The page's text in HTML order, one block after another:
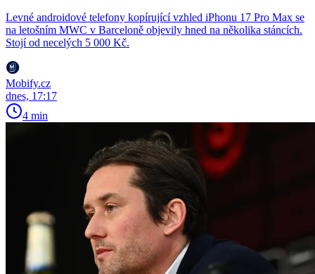
Levné androidové telefony kopírující vzhled iPhonu 17 Pro Max se
na letošním MWC v Barceloně objevily hned na několika stáncích.
Stojí od necelých 5 000 Kč.
Mobify.cz
dnes, 17:17
4 min